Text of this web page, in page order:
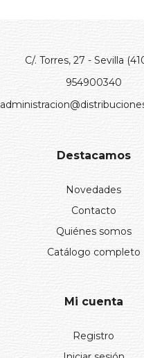
C/. Torres, 27 - Sevilla
954900340
Destacamos
Novedades
Contacto
Quiénes somos
Catálogo completo
Mi cuenta
Registro